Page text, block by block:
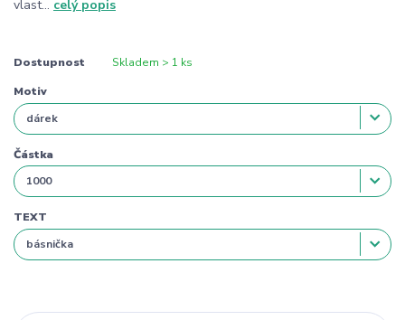
vlast... celý popis
Dostupnost Skladem > 1 ks
Motiv
Částka
TEXT